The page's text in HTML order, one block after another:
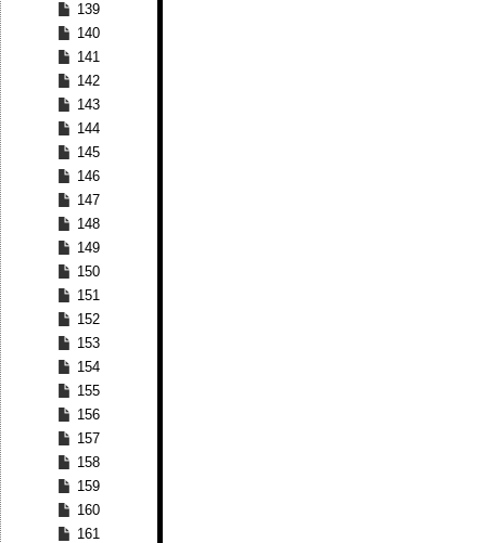
139
140
141
142
143
144
145
146
147
148
149
150
151
152
153
154
155
156
157
158
159
160
161